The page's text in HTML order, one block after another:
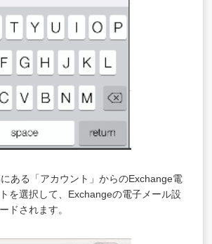
ある「アカウント」からのExchange電
を選択して、Exchangeの電子メール設
ドされます。